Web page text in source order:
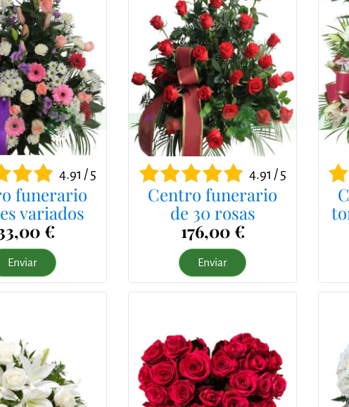
4.91 / 5
funerario
variados
€
Enviar
4.91 / 5
Centro funerario
de 30 rosas
176,00 €
Enviar